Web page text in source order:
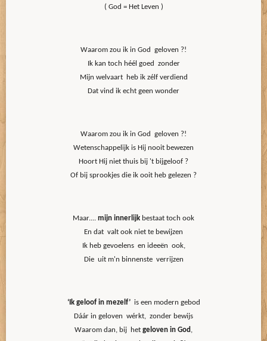
( God = Het Leven )
Waarom zou ik in God geloven ?!
Ik kan toch héél goed zonder
Mijn welvaart heb ik zélf verdiend
Dat vind ik echt geen wonder
Waarom zou ik in God geloven ?!
Wetenschappelijk is Hij nooit bewezen
Hoort Hij niet thuis bij 't bijgeloof ?
Of bij sprookjes die ik ooit heb gelezen ?
Maar.... mijn innerlijk bestaat toch ook
En dat valt ook niet te bewijzen
Ik heb gevoelens en ideeën ook,
Die uit m'n binnenste verrijzen
‘Ik geloof in mezelf’is een modern gebod
Dáár in geloven wérkt, zonder bewijs
Waarom dan, bij het geloven in God ,